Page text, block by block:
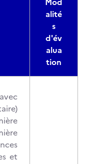
alité
s
d'év
alua
tion
et